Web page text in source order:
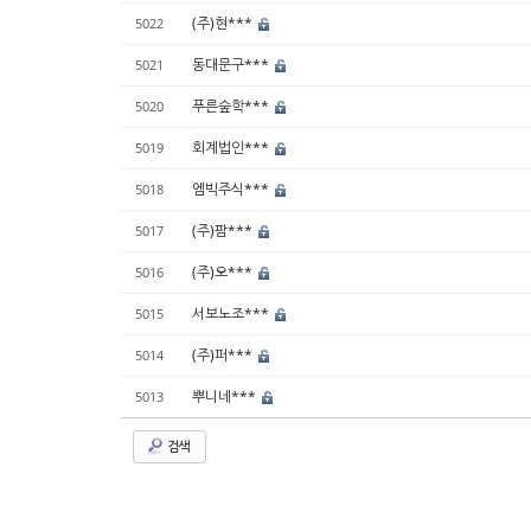
5022 (주)현***
5021 동대문구***
5020 푸른숲학***
5019 회계법인***
5018 엠빅주식***
5017 (주)팜***
5016 (주)오***
5015 서보노조***
5014 (주)퍼***
5013 뿌니네***
검색